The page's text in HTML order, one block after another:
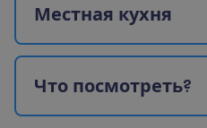
Местная кухня
Что посмотреть?